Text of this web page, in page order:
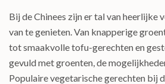
Bij de Chinees zijn er tal van heerlijke
van te genieten. Van knapperige
tot smaakvolle tofu-gerechten en
gevuld met groenten, de
Populaire vegetarische gerechten bij